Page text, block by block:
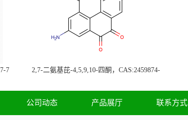
7
2,7-二氨基芘-4,5,9,10-四酮，CAS:2459874-
公司动态 产品展厅 联系方式